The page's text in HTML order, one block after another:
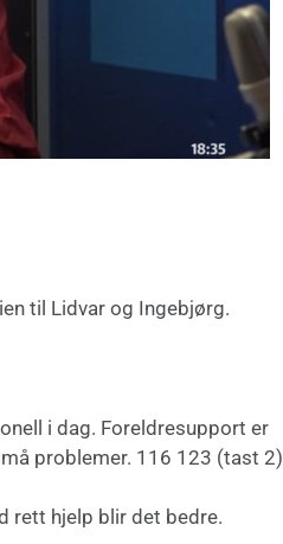
til Lidvar og Ingebjørg.
i dag. Foreldresupport er
problemer. 116 123 (tast 2)
rett hjelp blir det bedre.